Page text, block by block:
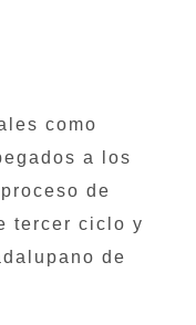
como
a los
de
tercer ciclo y
de